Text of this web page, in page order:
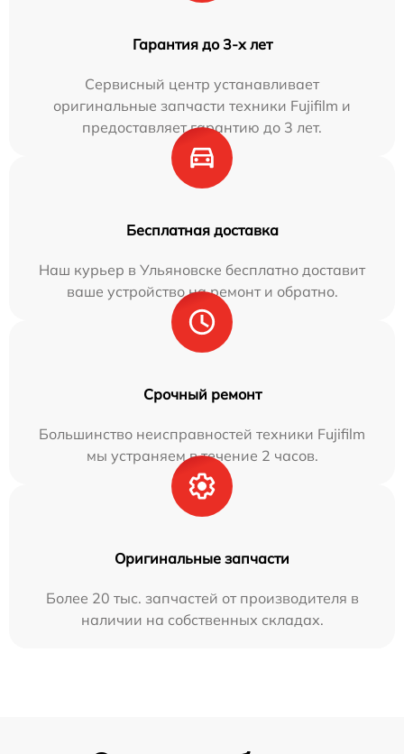
Гарантия до 3-х лет
Сервисный центр устанавливает
оригинальные запчасти техники Fujifilm и
предоставляет гарантию до 3 лет.
Бесплатная доставка
Наш курьер в Ульяновске бесплатно доставит
ваше устройство на ремонт и обратно.
Срочный ремонт
Большинство неисправностей техники Fujifilm
мы устраняем в течение 2 часов.
Оригинальные запчасти
Более 20 тыс. запчастей от производителя в
наличии на собственных складах.